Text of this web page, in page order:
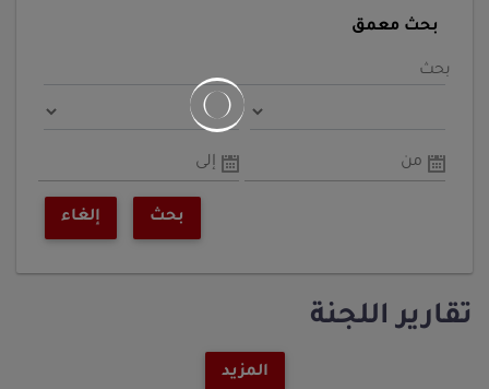
بحث معمق
بحث
من إلى
بحث إلغاء
تقارير اللجنة
المزيد